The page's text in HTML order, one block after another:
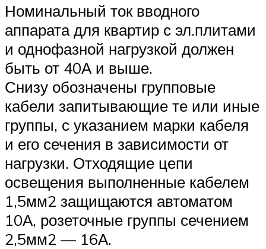
Номинальный ток вводного
аппарата для квартир с эл.плитами
и однофазной нагрузкой должен
быть от 40А и выше.
Снизу обозначены групповые
кабели запитывающие те или иные
группы, с указанием марки кабеля
и его сечения в зависимости от
нагрузки. Отходящие цепи
освещения выполненные кабелем
1,5мм2 защищаются автоматом
10А, розеточные группы сечением
2,5мм2 — 16А.